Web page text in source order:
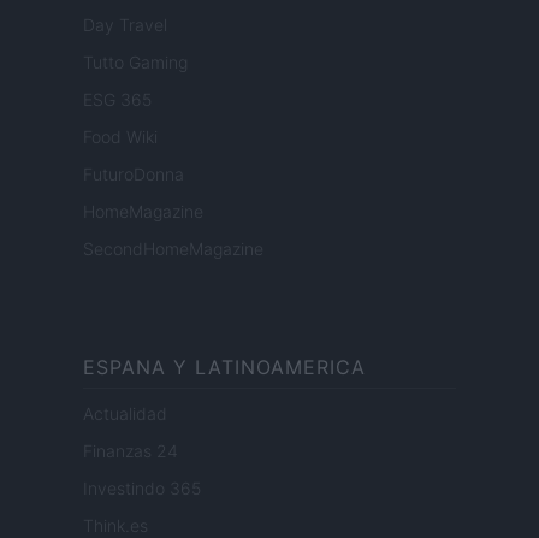
Day Travel
Tutto Gaming
ESG 365
Food Wiki
FuturoDonna
HomeMagazine
SecondHomeMagazine
ESPANA Y LATINOAMERICA
Actualidad
Finanzas 24
Investindo 365
Think.es